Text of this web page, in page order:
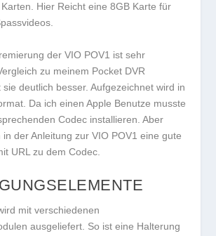
Hier Reicht eine 8GB Karte für
der VIO POV1 ist sehr
zu meinem Pocket DVR
deutlich besser. Aufgezeichnet wird in
Da ich einen Apple Benutze musste
Codec installieren. Aber
der Anleitung zur VIO POV1 eine gute
URL zu dem Codec.
mit verschiedenen
ausgeliefert. So ist eine Halterung